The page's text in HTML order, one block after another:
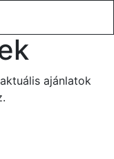
ajánlatok